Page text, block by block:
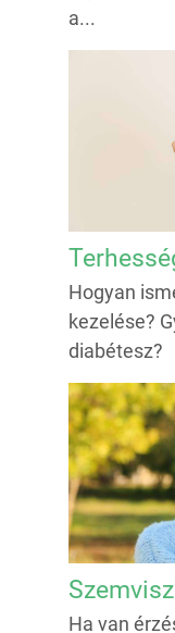
a...
Hogyan
kezelése?
diabétesz?
Ha van